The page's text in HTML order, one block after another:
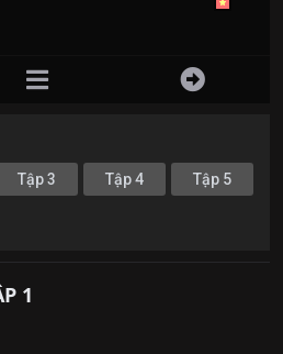
Tập 3 Tập 4 Tập 5
1